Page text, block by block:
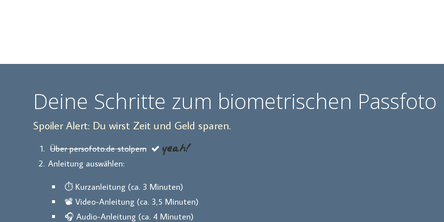
Deine Schritte zum biometrischen Passfoto
Spoiler Alert: Du wirst Zeit und Geld sparen.
Über persofoto.de stolpern yeah!
Anleitung auswählen:
⏱️ Kurzanleitung (ca. 3 Minuten)
📽️ Video-Anleitung (ca. 3,5 Minuten)
🎧 Audio-Anleitung (ca. 4 Minuten)